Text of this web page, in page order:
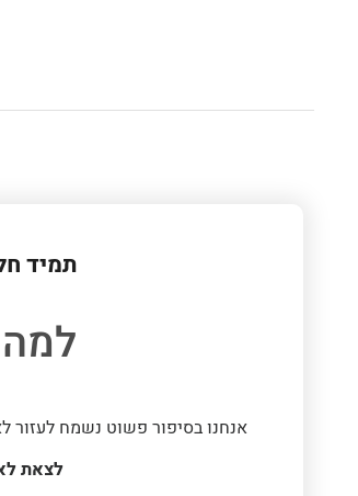
תמיד
אנחנו בסיפור פשוט נשמח לעזור
לצאת